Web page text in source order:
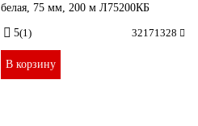
белая, 75 мм, 200 м Л75200КБ
5(1) 32171328
В корзину